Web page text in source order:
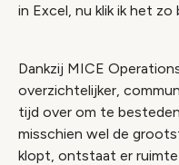
in Excel, nu klik ik het zo
Dankzij MICE
overzichtelijker,
tijd over om te
misschien wel de
klopt, ontstaat er